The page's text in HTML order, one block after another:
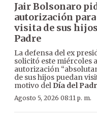
Jair Bolsonaro
autorización
visita de sus
Padre
La defensa del ex
solicitó este miércoles
autorización
de sus hijos puedan
motivo del Día del
Agosto 5, 2026 08:11 p. m.